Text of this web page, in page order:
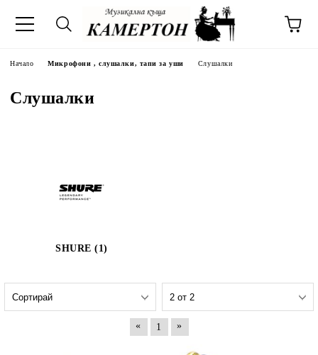
Начало Микрофони , слушалки, тапи за уши Слушалки
Слушалки
SHURE (1)
« 1 »